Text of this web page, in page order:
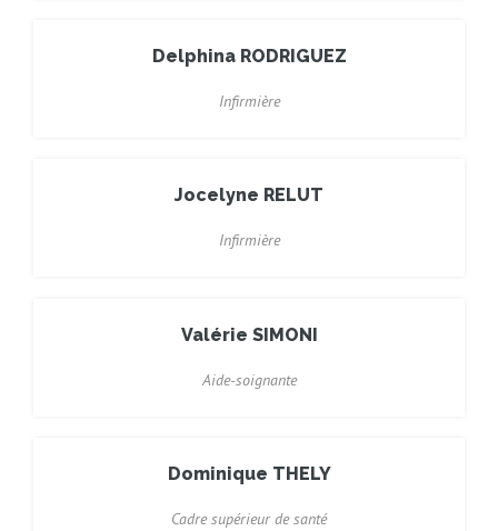
Delphina RODRIGUEZ
Infirmière
Jocelyne RELUT
Infirmière
Valérie SIMONI
Aide-soignante
Dominique THELY
Cadre supérieur de santé